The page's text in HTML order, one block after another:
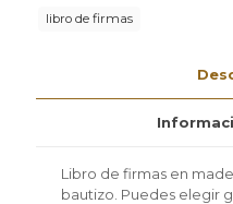
bautizo
libro de firmas
Libro de firmas en
bautizo. Puedes elegir